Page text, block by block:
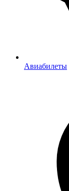
Авиабилеты